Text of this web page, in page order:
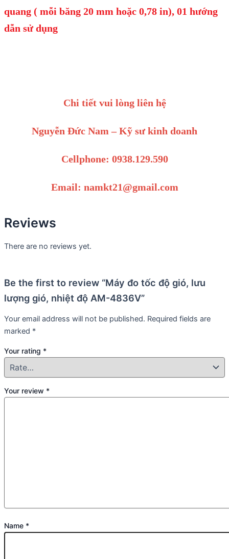
quang ( mỗi băng 20 mm hoặc 0,78 in), 01 hướng
dẫn sử dụng
Chi tiết vui lòng liên hệ
Nguyễn Đức Nam – Kỹ sư kinh doanh
Cellphone: 0938.129.590
Email: namkt21@gmail.com
Reviews
There are no reviews yet.
Be the first to review “Máy đo tốc độ gió, lưu
lượng gió, nhiệt độ AM-4836V”
Your email address will not be published. Required fields are
marked *
Your rating *
Your review *
Name *